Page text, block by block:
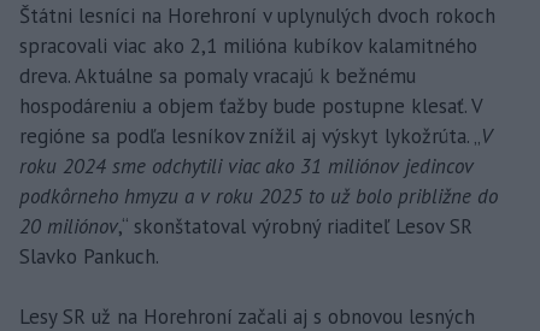
Štátni lesníci na Horehroní v uplynulých dvoch rokoch
spracovali viac ako 2,1 milióna kubíkov kalamitného
dreva. Aktuálne sa pomaly vracajú k bežnému
hospodáreniu a objem ťažby bude postupne klesať. V
regióne sa podľa lesníkov znížil aj výskyt lykožrúta. „V
roku 2024 sme odchytili viac ako 31 miliónov jedincov
podkôrneho hmyzu a v roku 2025 to už bolo približne do
20 miliónov,“ skonštatoval výrobný riaditeľ Lesov SR
Slavko Pankuch.
Lesy SR už na Horehroní začali aj s obnovou lesných